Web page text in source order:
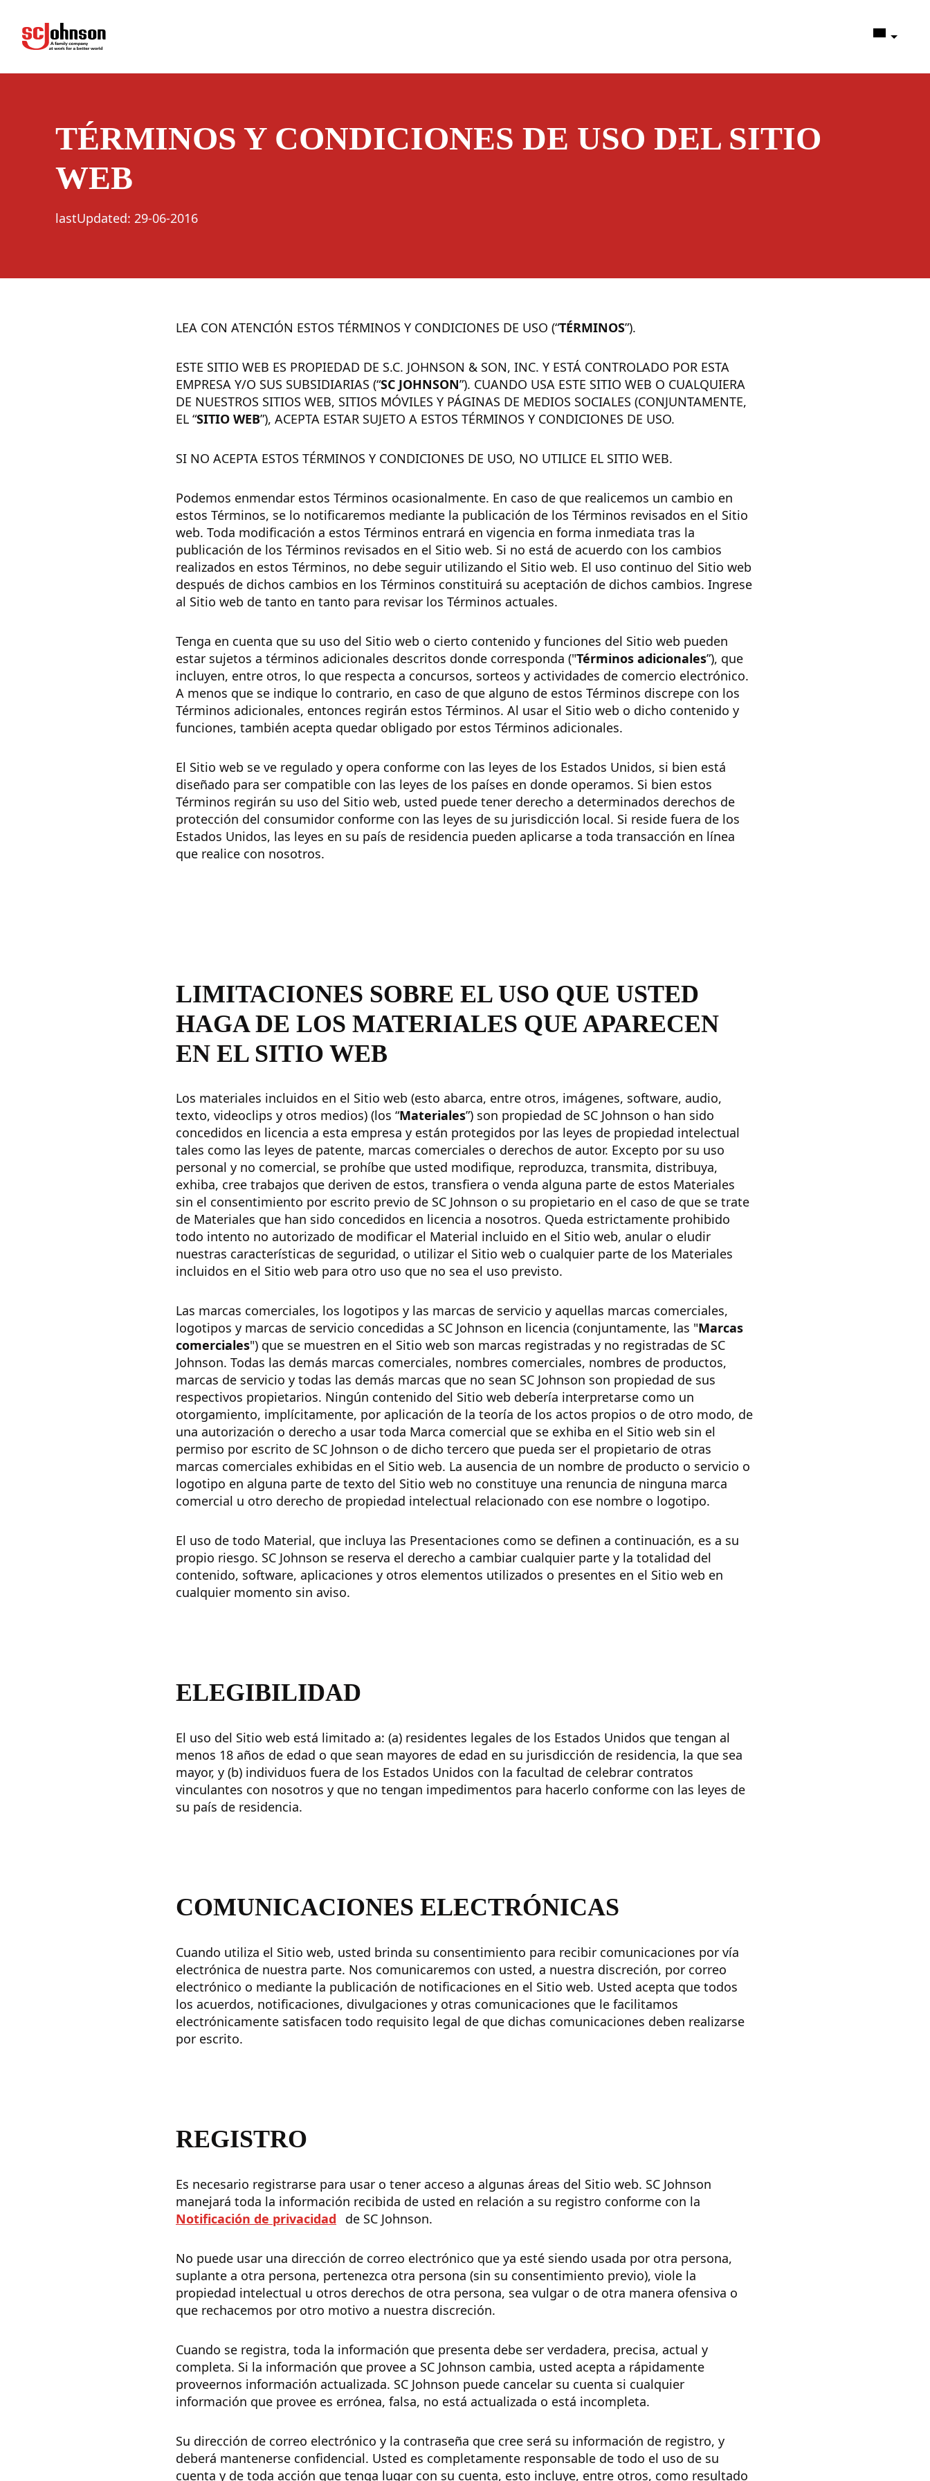
(Opens in a new tab)
TÉRMINOS Y CONDICIONES DE USO DEL SITIO
WEB
lastUpdated: 29-06-2016
LEA CON ATENCIÓN ESTOS TÉRMINOS Y CONDICIONES DE USO (“TÉRMINOS”).
ESTE SITIO WEB ES PROPIEDAD DE S.C. JOHNSON & SON, INC. Y ESTÁ CONTROLADO POR ESTA
EMPRESA Y/O SUS SUBSIDIARIAS (“SC JOHNSON”). CUANDO USA ESTE SITIO WEB O CUALQUIERA
DE NUESTROS SITIOS WEB, SITIOS MÓVILES Y PÁGINAS DE MEDIOS SOCIALES (CONJUNTAMENTE,
EL “SITIO WEB”), ACEPTA ESTAR SUJETO A ESTOS TÉRMINOS Y CONDICIONES DE USO.
SI NO ACEPTA ESTOS TÉRMINOS Y CONDICIONES DE USO, NO UTILICE EL SITIO WEB.
Podemos enmendar estos Términos ocasionalmente. En caso de que realicemos un cambio en
estos Términos, se lo notificaremos mediante la publicación de los Términos revisados en el Sitio
web. Toda modificación a estos Términos entrará en vigencia en forma inmediata tras la
publicación de los Términos revisados en el Sitio web. Si no está de acuerdo con los cambios
realizados en estos Términos, no debe seguir utilizando el Sitio web. El uso continuo del Sitio web
después de dichos cambios en los Términos constituirá su aceptación de dichos cambios. Ingrese
al Sitio web de tanto en tanto para revisar los Términos actuales.
Tenga en cuenta que su uso del Sitio web o cierto contenido y funciones del Sitio web pueden
estar sujetos a términos adicionales descritos donde corresponda ("Términos adicionales”), que
incluyen, entre otros, lo que respecta a concursos, sorteos y actividades de comercio electrónico.
A menos que se indique lo contrario, en caso de que alguno de estos Términos discrepe con los
Términos adicionales, entonces regirán estos Términos. Al usar el Sitio web o dicho contenido y
funciones, también acepta quedar obligado por estos Términos adicionales.
El Sitio web se ve regulado y opera conforme con las leyes de los Estados Unidos, si bien está
diseñado para ser compatible con las leyes de los países en donde operamos. Si bien estos
Términos regirán su uso del Sitio web, usted puede tener derecho a determinados derechos de
protección del consumidor conforme con las leyes de su jurisdicción local. Si reside fuera de los
Estados Unidos, las leyes en su país de residencia pueden aplicarse a toda transacción en línea
que realice con nosotros.
LIMITACIONES SOBRE EL USO QUE USTED
HAGA DE LOS MATERIALES QUE APARECEN
EN EL SITIO WEB
Los materiales incluidos en el Sitio web (esto abarca, entre otros, imágenes, software, audio,
texto, videoclips y otros medios) (los “Materiales”) son propiedad de SC Johnson o han sido
concedidos en licencia a esta empresa y están protegidos por las leyes de propiedad intelectual
tales como las leyes de patente, marcas comerciales o derechos de autor. Excepto por su uso
personal y no comercial, se prohíbe que usted modifique, reproduzca, transmita, distribuya,
exhiba, cree trabajos que deriven de estos, transfiera o venda alguna parte de estos Materiales
sin el consentimiento por escrito previo de SC Johnson o su propietario en el caso de que se trate
de Materiales que han sido concedidos en licencia a nosotros. Queda estrictamente prohibido
todo intento no autorizado de modificar el Material incluido en el Sitio web, anular o eludir
nuestras características de seguridad, o utilizar el Sitio web o cualquier parte de los Materiales
incluidos en el Sitio web para otro uso que no sea el uso previsto.
Las marcas comerciales, los logotipos y las marcas de servicio y aquellas marcas comerciales,
logotipos y marcas de servicio concedidas a SC Johnson en licencia (conjuntamente, las "Marcas
comerciales") que se muestren en el Sitio web son marcas registradas y no registradas de SC
Johnson. Todas las demás marcas comerciales, nombres comerciales, nombres de productos,
marcas de servicio y todas las demás marcas que no sean SC Johnson son propiedad de sus
respectivos propietarios. Ningún contenido del Sitio web debería interpretarse como un
otorgamiento, implícitamente, por aplicación de la teoría de los actos propios o de otro modo, de
una autorización o derecho a usar toda Marca comercial que se exhiba en el Sitio web sin el
permiso por escrito de SC Johnson o de dicho tercero que pueda ser el propietario de otras
marcas comerciales exhibidas en el Sitio web. La ausencia de un nombre de producto o servicio o
logotipo en alguna parte de texto del Sitio web no constituye una renuncia de ninguna marca
comercial u otro derecho de propiedad intelectual relacionado con ese nombre o logotipo.
El uso de todo Material, que incluya las Presentaciones como se definen a continuación, es a su
propio riesgo. SC Johnson se reserva el derecho a cambiar cualquier parte y la totalidad del
contenido, software, aplicaciones y otros elementos utilizados o presentes en el Sitio web en
cualquier momento sin aviso.
ELEGIBILIDAD
El uso del Sitio web está limitado a: (a) residentes legales de los Estados Unidos que tengan al
menos 18 años de edad o que sean mayores de edad en su jurisdicción de residencia, la que sea
mayor, y (b) individuos fuera de los Estados Unidos con la facultad de celebrar contratos
vinculantes con nosotros y que no tengan impedimentos para hacerlo conforme con las leyes de
su país de residencia.
COMUNICACIONES ELECTRÓNICAS
Cuando utiliza el Sitio web, usted brinda su consentimiento para recibir comunicaciones por vía
electrónica de nuestra parte. Nos comunicaremos con usted, a nuestra discreción, por correo
electrónico o mediante la publicación de notificaciones en el Sitio web. Usted acepta que todos
los acuerdos, notificaciones, divulgaciones y otras comunicaciones que le facilitamos
electrónicamente satisfacen todo requisito legal de que dichas comunicaciones deben realizarse
por escrito.
REGISTRO
Es necesario registrarse para usar o tener acceso a algunas áreas del Sitio web. SC Johnson
manejará toda la información recibida de usted en relación a su registro conforme con la
Notificación de privacidad
de SC Johnson.
No puede usar una dirección de correo electrónico que ya esté siendo usada por otra persona,
suplante a otra persona, pertenezca otra persona (sin su consentimiento previo), viole la
propiedad intelectual u otros derechos de otra persona, sea vulgar o de otra manera ofensiva o
que rechacemos por otro motivo a nuestra discreción.
Cuando se registra, toda la información que presenta debe ser verdadera, precisa, actual y
completa. Si la información que provee a SC Johnson cambia, usted acepta a rápidamente
proveernos información actualizada. SC Johnson puede cancelar su cuenta si cualquier
información que provee es errónea, falsa, no está actualizada o está incompleta.
Su dirección de correo electrónico y la contraseña que cree será su información de registro, y
deberá mantenerse confidencial. Usted es completamente responsable de todo el uso de su
cuenta y de toda acción que tenga lugar con su cuenta, esto incluye, entre otros, como resultado